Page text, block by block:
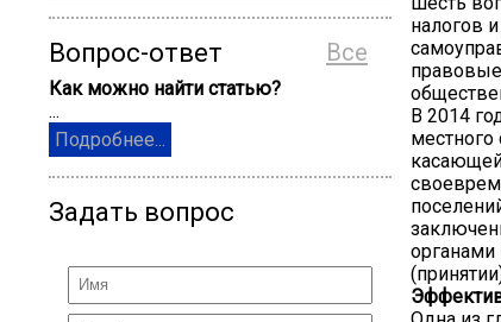
Все
Вопрос-ответ
Как можно найти статью?
...
Подробнее...
Задать вопрос
налогов
В 2014
органами